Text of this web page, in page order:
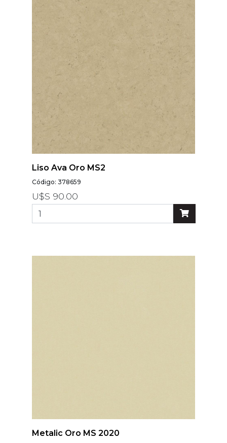
Liso Ava Oro MS2
Código: 378659
U$S 90.00
Metalic Oro MS 2020